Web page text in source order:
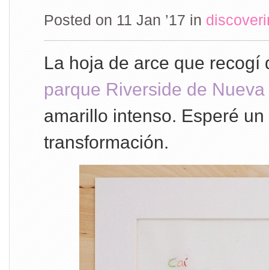
Posted on 11 Jan ’17 in
La hoja de arce que recogí
parque Riverside de Nueva
amarillo intenso. Esperé
transformación.